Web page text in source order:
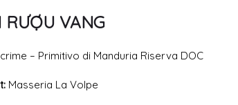
RƯỢU VANG
– Primitivo di Manduria Riserva DOC
Masseria La Volpe